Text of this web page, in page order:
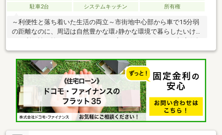
駐車2台
システムキッチン 所有権
～利便性と落ち着いた生活の両立～市街地中心部から車で15分弱
の距離なのに、周辺は自然豊かな環♪静かな環境で暮らしたいけ
施工～木材をふんだんに使った自然の風合いを感じられるご物件
です♪リフォームについてもお気軽にご相談くださいませ！買取再
販で培った経験値を活かし、あなたのご希望をサポートします♪～
ますます発展する西廻りバイパス道路～熊本駅にダイレクトに繋
がり、注目を集めるバイパス道路！バイパス入口の花園ICへも車
でスグの好立地です♪遠方への通勤の方も街中を通らずに向かえる
ので渋滞回避に役立ちそうです♪